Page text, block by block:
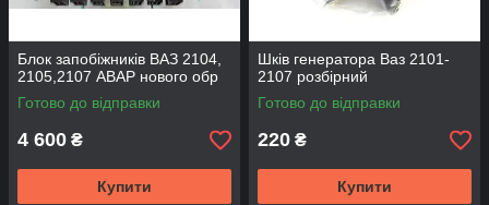
Блок запобіжників ВАЗ 2104,
2105,2107 АВАР нового обр
Готово до відправки
4 600 ₴
Купити
Шків генератора Ваз 2101-
2107 розбірний
Готово до відправки
220 ₴
Купити